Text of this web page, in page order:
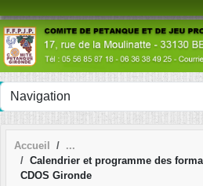
Accueil
Calendrier et programme des
CDOS Gironde